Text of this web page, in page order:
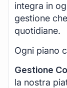
integra in
gestione
quotidiane.
Ogni piano
Gestione
la nostra